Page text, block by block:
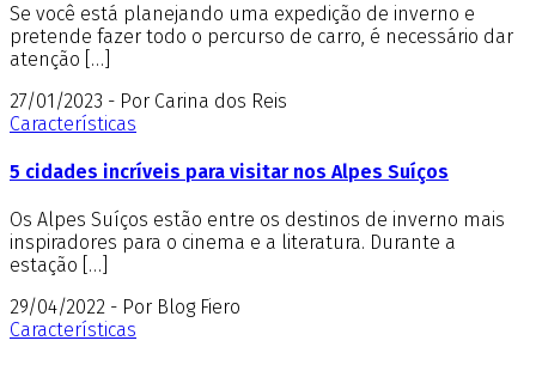
Se você está planejando uma expedição de inverno e
pretende fazer todo o percurso de carro, é necessário dar
atenção […]
27/01/2023 - Por Carina dos Reis
Características
5 cidades incríveis para visitar nos Alpes Suíços
Os Alpes Suíços estão entre os destinos de inverno mais
inspiradores para o cinema e a literatura. Durante a
estação […]
29/04/2022 - Por Blog Fiero
Características